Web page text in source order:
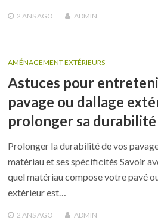
2 ANSAGO ADMIN
AMÉNAGEMENT EXTÉRIEURS
Astuces pour
pavage ou dallage
prolonger sa durabilité
Prolonger la durabilité de vos
matériau et ses spécificités Savoir
quel matériau compose votre pavé
extérieur est…
2 ANSAGO ADMIN